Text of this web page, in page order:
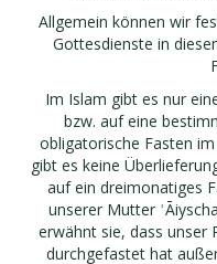
Allgemein können wir
Gottesdienste in
Im Islam gibt es nur
bzw. auf eine
obligatorische Fasten
gibt es keine
auf ein dreimonatiges
unserer Mutter
erwähnt sie, dass unser
durchgefastet hat